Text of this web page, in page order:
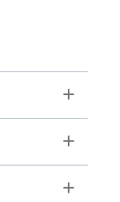
Toggle
Toggle
Toggle